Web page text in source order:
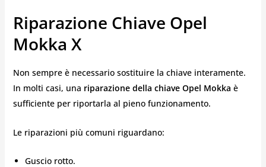
Riparazione Chiave Opel
Mokka X
Non sempre è necessario sostituire la chiave interamente.
In molti casi, una riparazione della chiave Opel Mokka è
sufficiente per riportarla al pieno funzionamento.
Le riparazioni più comuni riguardano:
Guscio rotto.